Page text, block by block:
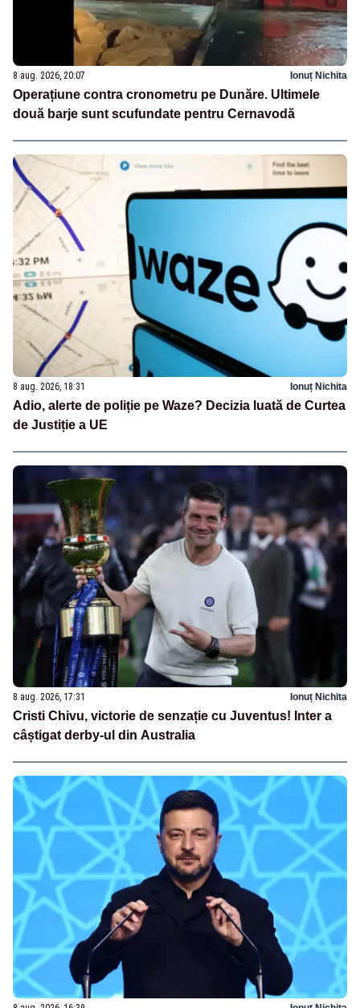
8 aug. 2026, 20:07 Ionuț Nichita
Operațiune contra cronometru pe Dunăre. Ultimele
două barje sunt scufundate pentru Cernavodă
8 aug. 2026, 18:31 Ionuț Nichita
Adio, alerte de poliție pe Waze? Decizia luată de Curtea
de Justiție a UE
8 aug. 2026, 17:31 Ionuț Nichita
Cristi Chivu, victorie de senzație cu Juventus! Inter a
câștigat derby-ul din Australia